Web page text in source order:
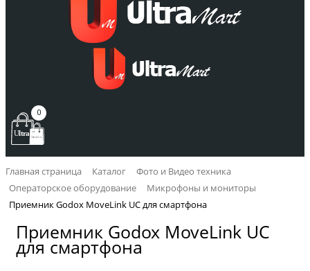
0
Главная страница Каталог
Фото и Видео техника
Операторское оборудование
Микрофоны и мониторы
Приемник Godox MoveLink UC для смартфона
Приемник Godox MoveLink UC
для смартфона